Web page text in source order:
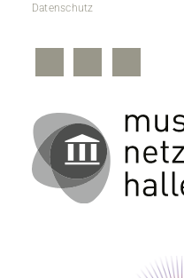
Datenschutz